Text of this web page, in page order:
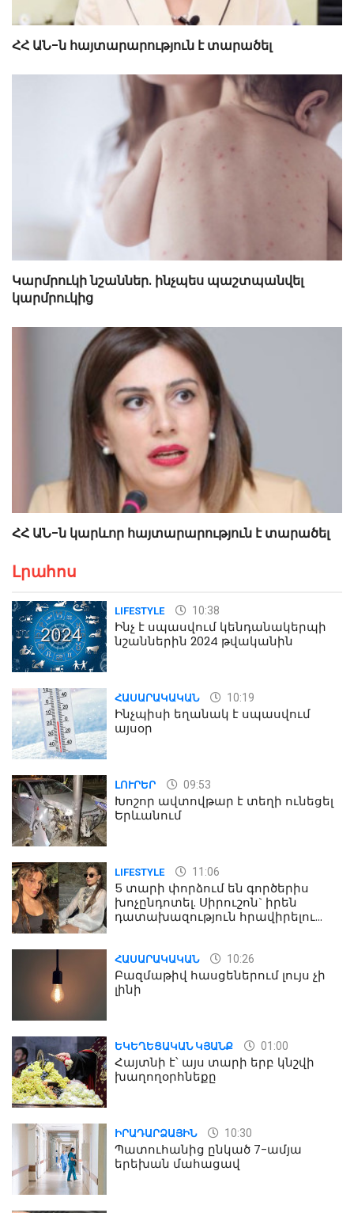
ՀՀ ԱՆ-ն հայտարարություն է տարածել
Կարմրուկի նշաններ. ինչպես պաշտպանվել
կարմրուկից
ՀՀ ԱՆ-ն կարևոր հայտարարություն է տարածել
Լրահոս
LIFESTYLE 10:38
Ինչ է սպասվում կենդանակերպի
նշաններին 2024 թվականին
ՀԱՍԱՐԱԿԱԿԱՆ 10:19
Ինչպիսի եղանակ է սպասվում
այսօր
ԼՈՒՐԵՐ 09:53
Խոշոր ավտովթար է տեղի ունեցել
Երևանում
LIFESTYLE 11:06
5 տարի փորձում են գործերիս
խոչընդոտել. Սիրուշոն` իրեն
դատախազություն հրավիրելու
ՀԱՍԱՐԱԿԱԿԱՆ 10:26
Բազմաթիվ հասցեներում լույս չի
լինի
ԵԿԵՂԵՑԱԿԱՆ ԿՅԱՆՔ 01:00
Հայտնի է՝ այս տարի երբ կնշվի
խաղողօրհնեքը
ԻՐԱԴԱՐՁԱՅԻՆ 10:30
Պատուհանից ընկած 7-ամյա
երեխան մահացավ